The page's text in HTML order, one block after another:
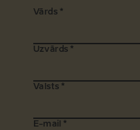
Vārds *
Uzvārds *
Valsts *
E-mail *